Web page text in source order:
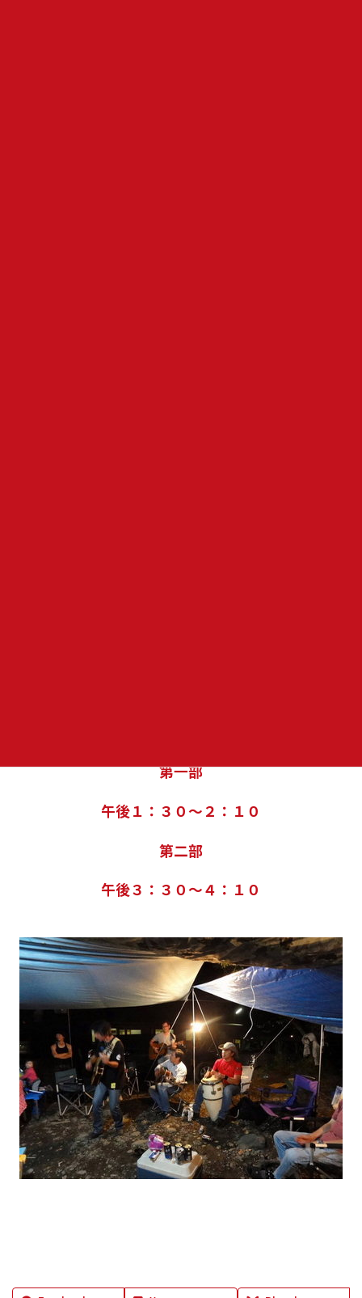
第一部
午後１：３０～２：１０
第二部
午後３：３０～４：１０